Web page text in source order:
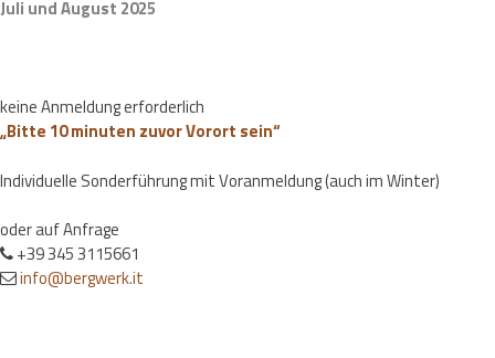
Juli und August 2025
keine Anmeldung erforderlich
„Bitte 10 minuten zuvor Vorort sein“
Individuelle Sonderführung mit Voranmeldung (auch im Winter)
oder auf Anfrage
+39 345 3115661
info@bergwerk.it